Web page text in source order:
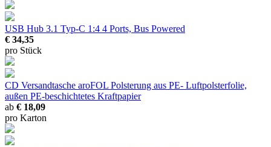
USB Hub 3.1 Typ-C 1:4 4 Ports, Bus Powered
€ 34,35
pro Stück
CD Versandtasche aroFOL Polsterung aus PE- Luftpolsterfolie,
außen PE-beschichtetes Kraftpapier
ab € 18,09
pro Karton